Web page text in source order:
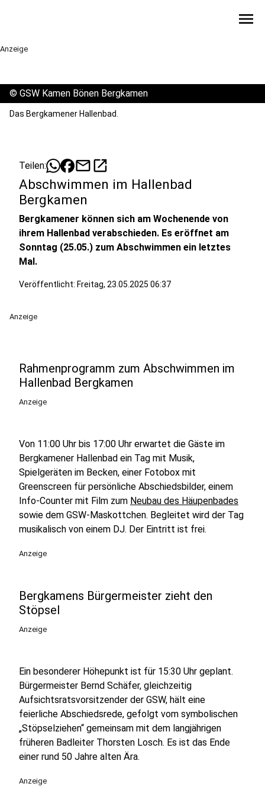
menu
Anzeige
© GSW Kamen Bönen Bergkamen
Das Bergkamener Hallenbad.
Teilen: mailopen_in_new
Abschwimmen im Hallenbad
Bergkamen
Bergkamener können sich am Wochenende von
ihrem Hallenbad verabschieden. Es eröffnet am
Sonntag (25.05.) zum Abschwimmen ein letztes
Mal.
Veröffentlicht: Freitag, 23.05.2025 06:37
Anzeige
Rahmenprogramm zum Abschwimmen im
Hallenbad Bergkamen
Anzeige
Von 11:00 Uhr bis 17:00 Uhr erwartet die Gäste im
Bergkamener Hallenbad ein Tag mit Musik,
Spielgeräten im Becken, einer Fotobox mit
Greenscreen für persönliche Abschiedsbilder, einem
Info-Counter mit Film zum Neubau des Häupenbades
sowie dem GSW-Maskottchen. Begleitet wird der Tag
musikalisch von einem DJ. Der Eintritt ist frei.
Anzeige
Bergkamens Bürgermeister zieht den
Stöpsel
Anzeige
Ein besonderer Höhepunkt ist für 15:30 Uhr geplant.
Bürgermeister Bernd Schäfer, gleichzeitig
Aufsichtsratsvorsitzender der GSW, hält eine
feierliche Abschiedsrede, gefolgt vom symbolischen
„Stöpselziehen“ gemeinsam mit dem langjährigen
früheren Badleiter Thorsten Losch. Es ist das Ende
einer rund 50 Jahre alten Ära.
Anzeige